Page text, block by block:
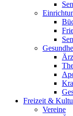
Freizeit &
Vereine